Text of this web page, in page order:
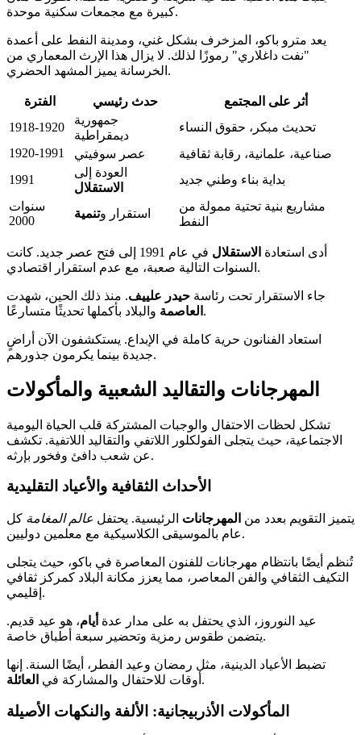
كبيرة مع مجمعات سكنية موحدة.
يعد مترو باكو، المزخرف بشكل غني، ومدينة النفط على أعمدة
"نفت داغلاري" رموزًا لذلك. لا يزال هذا الإرث المعماري من
الخرسانة يميز المشهد الحضري.
الفترة حدث رئيسي
أثر على المجتمع
1918-1920
جمهورية
ديمقراطية
تحديث مبكر، حقوق النساء
1920-1991
عصر سوفيتي
صناعية، علمانية، رقابة ثقافية
1991
العودة إلى
الاستقلال
بداية بناء وطني جديد
سنوات
2000
استقرار وتنمية
مشاريع بنية تحتية ممولة من
النفط
أدى استعادة الاستقلال
في عام 1991 إلى فتح عصر جديد. كانت
السنوات التالية صعبة، مع عدم استقرار اقتصادي.
جاء الاستقرار تحت رئاسة حيدر علييف. منذ ذلك الحين، شهدت
العاصمة والبلاد بأكملها تحديثًا متسارعًا.
استعاد الفنانون حرية كاملة في الإبداع. يستكشفون الآن أراضٍ
جديدة بينما يكرمون جذورهم.
المهرجانات والتقاليد الشعبية والمأكولات
تشكل لحظات الاحتفال والوجبات المشتركة قلب الحياة اليومية
الاجتماعية، حيث يتجلى الفولكلور اللاتفي والتقاليد اللاتفية. تكشف
عن شعب دافئ وفخور بإرثه.
الأحداث الثقافية والأعياد التقليدية
يتميز التقويم بعدد من المهرجانات الرئيسية. يحتفل عالم المغامة كل
عام بالموسيقى الكلاسيكية مع معلمين دوليين.
تُنظم أيضًا بانتظام مهرجانات للفنون المعاصرة في باكو، حيث يتجلى
التكيف الثقافي والفن المعاصر، مما يعزز مكانة البلاد كمركز ثقافي
إقليمي.
عيد النوروز، الذي يحتفل به على مدار عدة أيام، هو عيد قديم.
يتضمن طقوس رمزية وتحضير سبعة أطباق خاصة.
تضبط الأعياد الدينية، مثل رمضان وعيد الفطر، أيضًا السنة. إنها
أوقات للاحتفال والمشاركة في العائلة .
المأكولات الأذربيجانية: الألفة والنكهات الأصيلة